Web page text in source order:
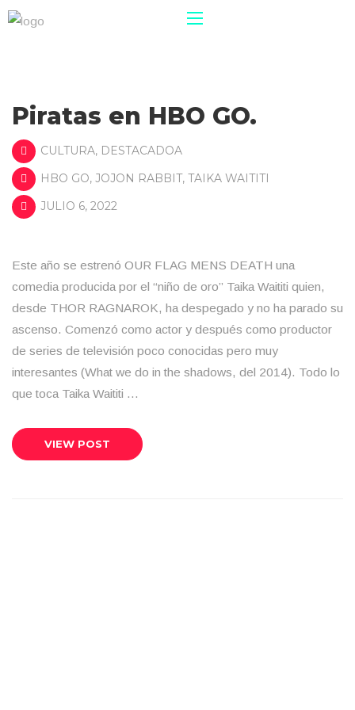
Piratas en HBO GO.
CULTURA, DESTACADOA
HBO GO, JOJON RABBIT, TAIKA WAITITI
JULIO 6, 2022
Este año se estrenó OUR FLAG MENS DEATH una
comedia producida por el “niño de oro” Taika Waititi quien,
desde THOR RAGNAROK, ha despegado y no ha parado su
ascenso. Comenzó como actor y después como productor
de series de televisión poco conocidas pero muy
interesantes (What we do in the shadows, del 2014). Todo lo
que toca Taika Waititi …
VIEW POST